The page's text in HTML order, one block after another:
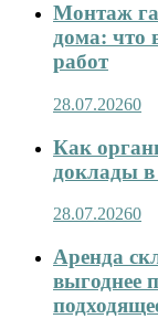
Монтаж
дома: что
работ
28.07.20260
Как
доклады в
28.07.20260
Аренда
выгоднее